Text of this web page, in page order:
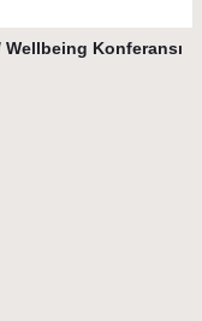
Konferansı